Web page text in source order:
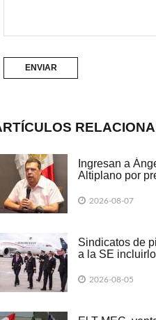
Ingresan a
Altiplano por
2026-08-07
Sindicatos de
a la SE
2026-08-05